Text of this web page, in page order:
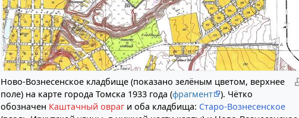
Ново-Вознесенское кладбище (показано зелёным цветом, верхнее
поле) на карте города Томска 1933 года (фрагмент
). Чётко
обозначен Каштачный овраг и оба кладбища: Старо-Вознесенское